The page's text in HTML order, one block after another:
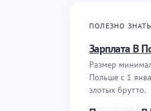
ПОЛЕЗНО ЗНАТЬ
Зарплата В
Размер
Польше с 1
злотых брутто.